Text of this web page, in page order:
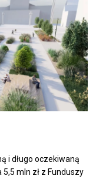
i długo oczekiwaną
mln zł z Funduszy